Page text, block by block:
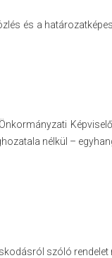
és a
nélkül –
szóló rendelet